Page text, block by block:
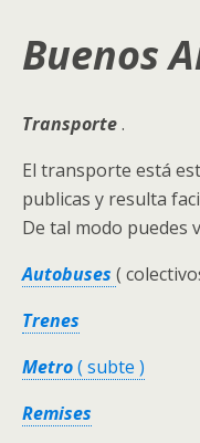
Buenos
Transporte.
El transporte está
publicas y resulta
De tal modo puedes
Autobuses (
Trenes
Metro( subte )
Remises